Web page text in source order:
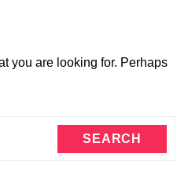
you are looking for. Perhaps
SEARCH